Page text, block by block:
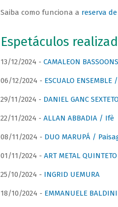
Saiba como funciona a reserva
Espetáculos
13/12/2024 - CAMALEON BASSOONS
06/12/2024 - ESCUALO
29/11/2024 - DANIEL GANC
22/11/2024 - ALLAN ABBADIA / Ifè
08/11/2024 - DUO MARUPÁ /
01/11/2024 - ART METAL
25/10/2024 - INGRID UEMURA
18/10/2024 - EMMANUELE